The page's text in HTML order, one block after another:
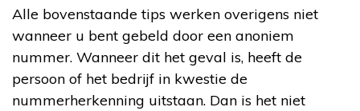
Alle bovenstaande tips werken overigens niet
wanneer u bent gebeld door een anoniem
nummer. Wanneer dit het geval is, heeft de
persoon of het bedrijf in kwestie de
nummerherkenning uitstaan. Dan is het niet